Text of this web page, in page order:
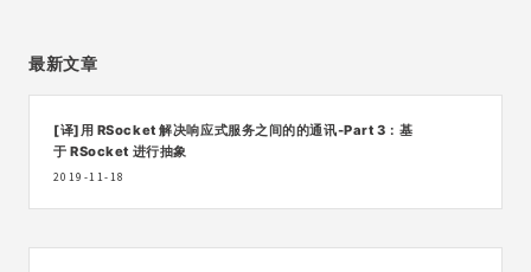
最新文章
[译]用 RSocket 解决响应式服务之间的的通讯-Part 3：基
于 RSocket 进行抽象
2019-11-18